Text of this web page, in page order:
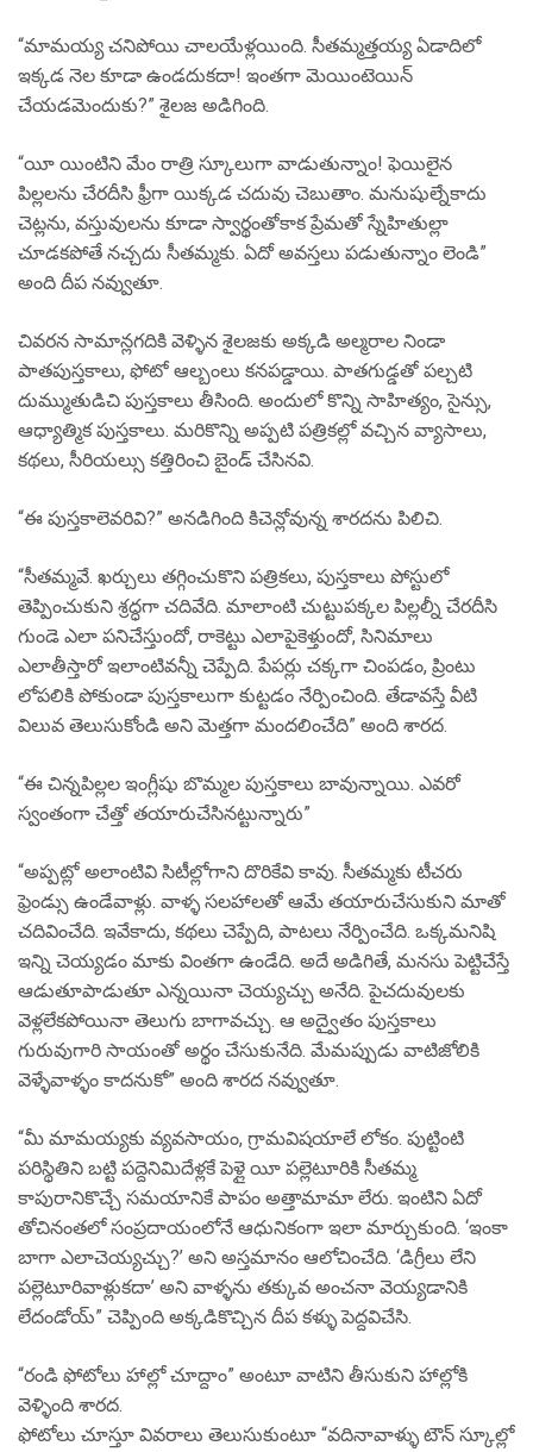
“మామయ్య చనిపోయి చాలయేళ్లయింది. సీతమ్మత్తయ్య ఏడాదిలో
ఇక్కడ నెల కూడా ఉండదుకదా! ఇంతగా మెయింటెయిన్
చేయడమెందుకు?” శైలజ అడిగింది.
“యీ యింటిని మేం రాత్రి స్కూలుగా వాడుతున్నాం! ఫెయిలైన
పిల్లలను చేరదీసి ఫ్రీగా యిక్కడ చదువు చెబుతాం. మనుషుల్నేకాదు
చెట్లను, వస్తువులను కూడా స్వార్థంతోకాక ప్రేమతో స్నేహితుల్లా
చూడకపోతే నచ్చదు సీతమ్మకు. ఏదో అవస్తలు పడుతున్నాం లెండి”
అంది దీప నవ్వుతూ.
చివరన సామాన్లగదికి వెళ్ళిన శైలజకు అక్కడి అల్మరాల నిండా
పాతపుస్తకాలు, ఫోటో ఆల్బంలు కనపడ్డాయి. పాతగుడ్డతో పల్చటి
దుమ్ముతుడిచి పుస్తకాలు తీసింది. అందులో కొన్ని సాహిత్యం, సైన్సు,
ఆధ్యాత్మిక పుస్తకాలు. మరికొన్ని అప్పటి పత్రికల్లో వచ్చిన వ్యాసాలు,
కథలు, సీరియల్సు కత్తిరించి బైండ్ చేసినవి.
“ఈ పుస్తకాలెవరివి?” అనడిగింది కిచెన్లోవున్న శారదను పిలిచి.
“సీతమ్మవే. ఖర్చులు తగ్గించుకొని పత్రికలు, పుస్తకాలు పోస్టులో
తెప్పించుకుని శ్రద్ధగా చదివేది. మాలాంటి చుట్టుపక్కల పిల్లల్నీ చేరదీసి
గుండె ఎలా పనిచేస్తుందో, రాకెట్టు ఎలాపైకెళ్తుందో, సినిమాలు
ఎలాతీస్తారో ఇలాంటివన్నీ చెప్పేది. పేపర్లు చక్కగా చింపడం, ప్రింటు
లోపలికి పోకుండా పుస్తకాలుగా కుట్టడం నేర్పించింది. తేడావస్తే వీటి
విలువ తెలుసుకోండి అని మెత్తగా మందలించేది” అంది శారద.
“ఈ చిన్నపిల్లల ఇంగ్లీషు బొమ్మల పుస్తకాలు బావున్నాయి. ఎవరో
స్వంతంగా చేత్తో తయారుచేసినట్టున్నారు”
“అప్పట్లో అలాంటివి సిటీల్లోగాని దొరికేవి కావు. సీతమ్మకు టీచరు
ఫ్రెండ్సు ఉండేవాళ్లు. వాళ్ళ సలహాలతో ఆమే తయారుచేసుకుని మాతో
చదివించేది. ఇవేకాదు, కథలు చెప్పేది, పాటలు నేర్పించేది. ఒక్కమనిషి
ఇన్ని చెయ్యడం మాకు వింతగా ఉండేది. అదే అడిగితే, మనసు పెట్టిచేస్తే
ఆడుతూపాడుతూ ఎన్నయినా చెయ్యచ్చు అనేది. పైచదువులకు
వెళ్లలేకపోయినా తెలుగు బాగావచ్చు. ఆ అద్వైతం పుస్తకాలు
గురువుగారి సాయంతో అర్థం చేసుకునేది. మేమప్పుడు వాటిజోలికి
వెళ్ళేవాళ్ళం కాదనుకో” అంది శారద నవ్వుతూ.
“మీ మామయ్యకు వ్యవసాయం, గ్రామవిషయాలే లోకం. పుట్టింటి
పరిస్థితిని బట్టి పద్దెనిమిదేళ్లకే పెళ్లై యీ పల్లెటూరికి సీతమ్మ
కాపురానికొచ్చే సమయానికే పాపం అత్తామామా లేరు. ఇంటిని ఏదో
తోచినంతలో సంప్రదాయంలోనే ఆధునికంగా ఇలా మార్చుకుంది. ‘ఇంకా
బాగా ఎలాచెయ్యచ్చు?’ అని అస్తమానం ఆలోచించేది. ‘డిగ్రీలు లేని
పల్లెటూరివాళ్లుకదా’ అని వాళ్ళను తక్కువ అంచనా వెయ్యడానికి
లేదండోయ్” చెప్పింది అక్కడికొచ్చిన దీప కళ్ళు పెద్దవిచేసి.
“రండి ఫోటోలు హాల్లో చూద్దాం” అంటూ వాటిని తీసుకుని హాల్లోకి
వెళ్ళింది శారద.
ఫోటోలు చూస్తూ వివరాలు తెలుసుకుంటూ “వదినావాళ్ళు టౌన్ స్కూల్లో